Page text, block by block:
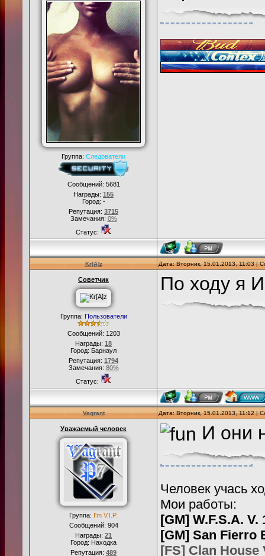
Группа: Следователи
Сообщений: 5681
Награды: 155
Город: -
Репутация: 3715
Замечания: 0%
Статус:
Kr[A]z Дата: Вторник, 15.01.2013, 11:03 |
Советчик
Группа: Пользователи
Сообщений: 1203
Награды: 18
Город: Барнаул
Репутация: 1794
Замечания: 80%
Статус:
По ходу я
Vagrant Дата: Вторник, 15.01.2013, 11:12 |
Уважаемый человек
Группа: I'm V.I.P.
Сообщений: 904
Награды: 21
Город: Находка
Репутация: 489
И они
Человек учась
Мои работы:
[GM] W.F.S.A. V.
[GM] San Fierro
[FS] Clan House